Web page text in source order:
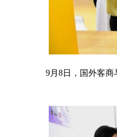
9月8日，国外客